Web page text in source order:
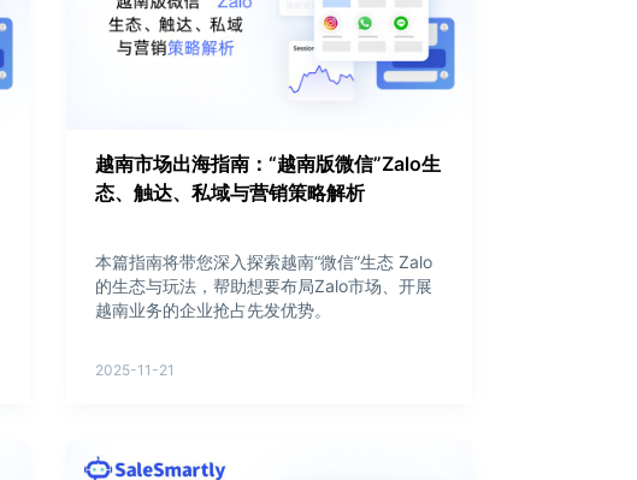
越南市场出海指南：“越南版微信”Zalo生
态、触达、私域与营销策略解析
本篇指南将带您深入探索越南“微信”生态 Zalo
的生态与玩法，帮助想要布局Zalo市场、开展
越南业务的企业抢占先发优势。
2025-11-21